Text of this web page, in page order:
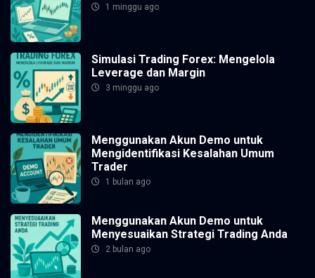
1 minggu ago
Simulasi Trading Forex: Mengelola
Leverage dan Margin
3 minggu ago
Menggunakan Akun Demo untuk
Mengidentifikasi Kesalahan Umum
Trader
1 bulan ago
Menggunakan Akun Demo untuk
Menyesuaikan Strategi Trading Anda
2 bulan ago